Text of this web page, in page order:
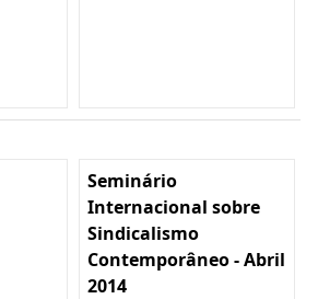
Seminário
Internacional sobre
Sindicalismo
Contemporâneo - Abril
2014